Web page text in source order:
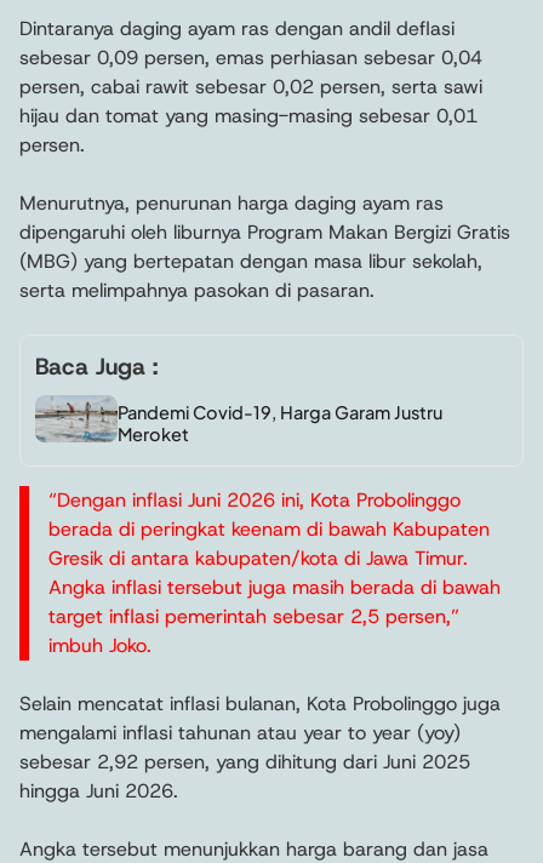
Dintaranya daging ayam ras dengan andil deflasi
sebesar 0,09 persen, emas perhiasan sebesar 0,04
persen, cabai rawit sebesar 0,02 persen, serta sawi
hijau dan tomat yang masing-masing sebesar 0,01
persen.
Menurutnya, penurunan harga daging ayam ras
dipengaruhi oleh liburnya Program Makan Bergizi Gratis
(MBG) yang bertepatan dengan masa libur sekolah,
serta melimpahnya pasokan di pasaran.
Baca Juga :
Pandemi Covid-19, Harga Garam Justru
Meroket
“Dengan inflasi Juni 2026 ini, Kota Probolinggo
berada di peringkat keenam di bawah Kabupaten
Gresik di antara kabupaten/kota di Jawa Timur.
Angka inflasi tersebut juga masih berada di bawah
target inflasi pemerintah sebesar 2,5 persen,”
imbuh Joko.
Selain mencatat inflasi bulanan, Kota Probolinggo juga
mengalami inflasi tahunan atau year to year (yoy)
sebesar 2,92 persen, yang dihitung dari Juni 2025
hingga Juni 2026.
Angka tersebut menunjukkan harga barang dan jasa